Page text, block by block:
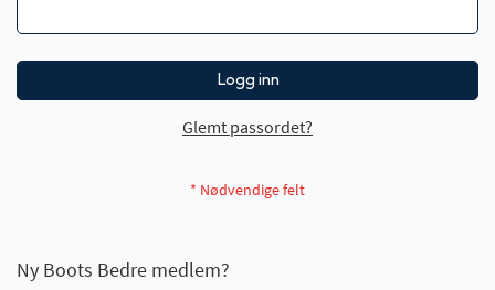
Logg inn
Glemt passordet?
Ny Boots Bedre medlem?